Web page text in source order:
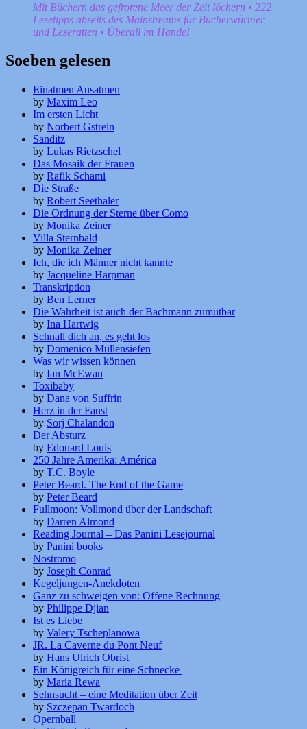
Mit Büchern das gefrorene Meer der Zeit löchern • 222
Lesetipps abseits des Mainstreams für Bücherwürmer
und Leseratten • Überall im Handel
Soeben gelesen
Einatmen Ausatmen
by Maxim Leo
Im ersten Licht
by Norbert Gstrein
Sanditz
by Lukas Rietzschel
Das Mosaik der Frauen
by Rafik Schami
Die Straße
by Robert Seethaler
Die Ordnung der Sterne über Como
by Monika Zeiner
Villa Sternbald
by Monika Zeiner
Ich, die ich Männer nicht kannte
by Jacqueline Harpman
Transkription
by Ben Lerner
Die Wahrheit ist auch der Bachmann zumutbar
by Ina Hartwig
Schnall dich an, es geht los
by Domenico Müllensiefen
Was wir wissen können
by Ian McEwan
Toxibaby
by Dana von Suffrin
Herz in der Faust
by Sorj Chalandon
Der Absturz
by Edouard Louis
250 Jahre Amerika: América
by T.C. Boyle
Peter Beard. The End of the Game
by Peter Beard
Fullmoon: Vollmond über der Landschaft
by Darren Almond
Reading Journal – Das Panini Lesejournal
by Panini books
Nostromo
by Joseph Conrad
Kegeljungen-Anekdoten
Ganz zu schweigen von: Offene Rechnung
by Philippe Djian
Ist es Liebe
by Valery Tscheplanowa
JR. La Caverne du Pont Neuf
by Hans Ulrich Obrist
Ein Königreich für eine Schnecke
by Maria Rewa
Sehnsucht – eine Meditation über Zeit
by Szczepan Twardoch
Opernball